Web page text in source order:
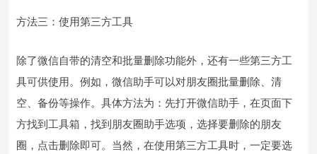
方法三：使用第三方工具
除了微信自带的清空和批量删除功能外，还有一些第三方工
具可供使用。例如，微信助手可以对朋友圈批量删除、清
空、备份等操作。具体方法为：先打开微信助手，在页面下
方找到工具箱，找到朋友圈助手选项，选择要删除的朋友
圈，点击删除即可。当然，在使用第三方工具时，一定要选